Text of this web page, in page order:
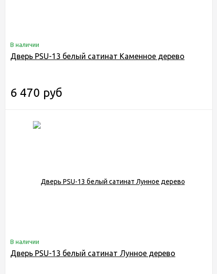
В наличии
Дверь PSU-13 белый сатинат Каменное дерево
6 470 руб
В наличии
Дверь PSU-13 белый сатинат Лунное дерево